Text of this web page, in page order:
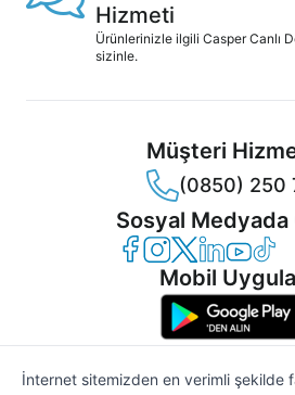
Hizmeti
Ürünlerinizle ilgili Casper Canlı
sizinle.
Müşteri
(0850) 250
Sosyal Medyada
Casper Facebook
Casper Instagram
Casper Twitter
CasperCasper
Mobil
İnternet sitemizden en verimli şekilde